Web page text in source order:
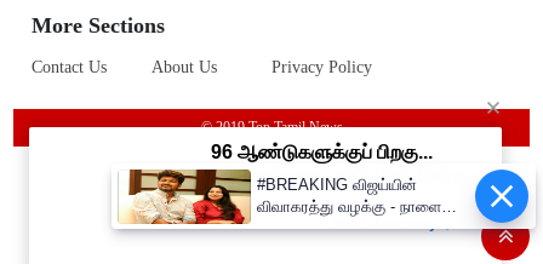
More Sections
Contact Us About Us Privacy Policy
© 2019 Top Tamil News
#BREAKING விஜய்யின்
விவாகரத்து வழக்கு - நாளை
விசாரணை